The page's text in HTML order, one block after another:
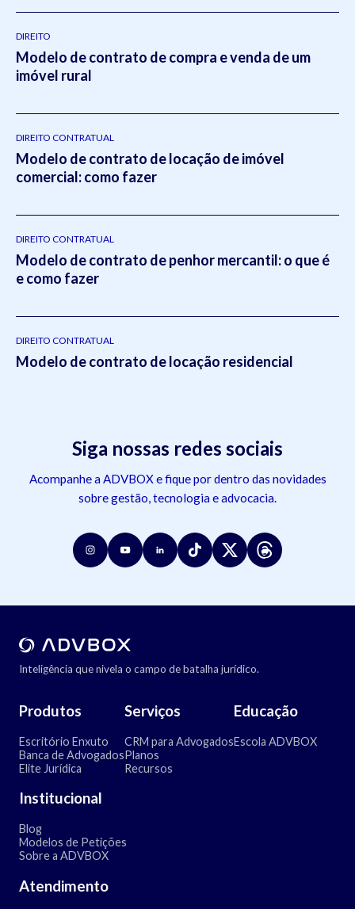
DIREITO
Modelo de contrato de compra e venda de um
imóvel rural
DIREITO CONTRATUAL
Modelo de contrato de locação de imóvel
comercial: como fazer
DIREITO CONTRATUAL
Modelo de contrato de penhor mercantil: o que é
e como fazer
DIREITO CONTRATUAL
Modelo de contrato de locação residencial
Siga nossas redes sociais
Acompanhe a ADVBOX e fique por dentro das novidades
sobre gestão, tecnologia e advocacia.
Inteligência que nivela o campo de batalha jurídico.
Produtos
Escritório Enxuto
Banca de Advogados
Elite Jurídica
Serviços
CRM para Advogados
Planos
Recursos
Educação
Escola ADVBOX
Institucional
Blog
Modelos de Petições
Sobre a ADVBOX
Atendimento